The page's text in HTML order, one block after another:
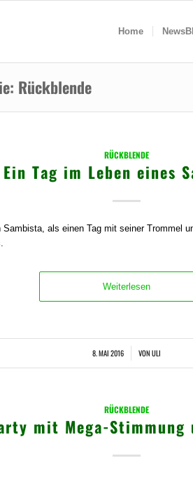
Home
Rückblende
RÜCKBLENDE
Ein Tag im Leben eines
als einen Tag mit seiner Trommel
Weiterlesen
8. MAI 2016 VONULI
RÜCKBLENDE
mit Mega-